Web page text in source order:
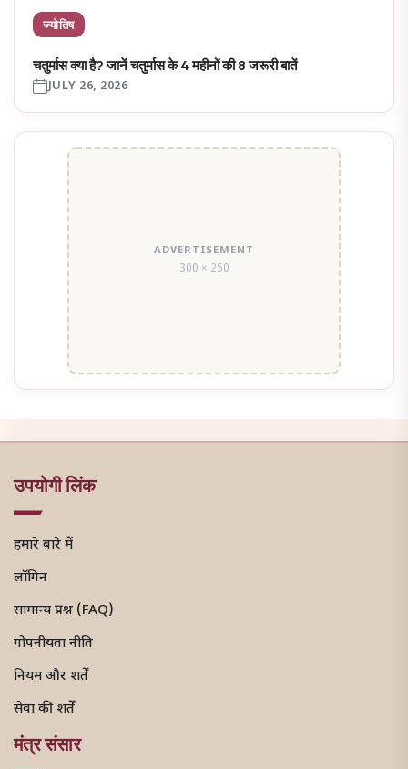
ज्योतिष
चतुर्मास क्या है? जानें चतुर्मास के 4 महीनों की 8 जरूरी बातें
JULY 26, 2026
ADVERTISEMENT
300 × 250
उपयोगी लिंक
हमारे बारे में
लॉगिन
सामान्य प्रश्न (FAQ)
गोपनीयता नीति
नियम और शर्तें
सेवा की शर्तें
मंत्र संसार